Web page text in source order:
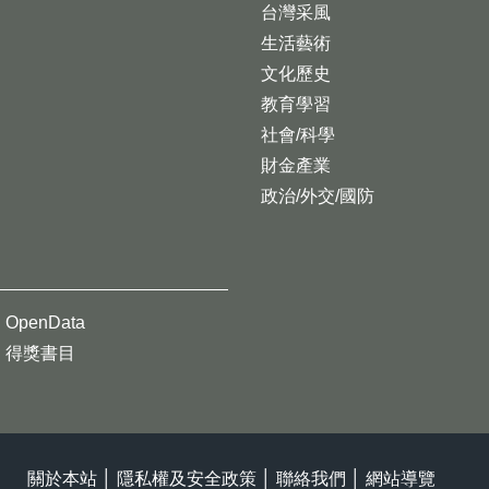
台灣采風
生活藝術
文化歷史
教育學習
社會/科學
財金產業
政治/外交/國防
OpenData
得獎書目
關於本站 隱私權及安全政策 聯絡我們 網站導覽